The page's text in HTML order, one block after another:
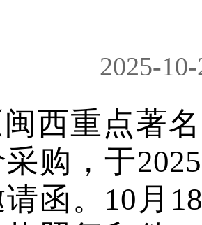
2025-
闽西重点著
购，于2025
函。 10 月 18